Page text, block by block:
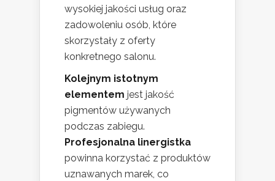
wysokiej jakości usług oraz
zadowoleniu osób, które
skorzystały z oferty
konkretnego salonu.
Kolejnym istotnym
elementem jest jakość
pigmentów używanych
podczas zabiegu.
Profesjonalna linergistka
powinna korzystać z produktów
uznawanych marek, co